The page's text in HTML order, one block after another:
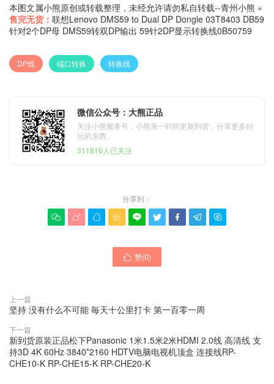
本图文属小熊原创或转载整理，未经允许请勿私自转载--青州小熊 »
售完无货： 联想Lenovo DMS59 to Dual DP Dongle 03T8403 DB59
针对2个DP母 DMS59转双DP输出 59针2DP显示转换线0B50759
DP线 端口转换 转换线
微信公众号：大熊正品
关注小熊服务号，小熊第一时间更新到货，分享更多好
玩的东西。
311816人已关注
分享到：
        
 赞(0)
上一篇
坚持 没有什么不可能 毎天十公里打卡 第一百零一周
下一篇
新到货原装正品松下Panasonic 1米1.5米2米HDMI 2.0线 高清线 支
持3D 4K 60Hz 3840*2160 HDTV电脑电视机顶盒 连接线RP-
CHE10-K RP-CHE15-K RP-CHE20-K